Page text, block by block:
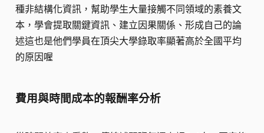
種非結構化資訊，幫助學生大量接觸不同領域的素養文
本，學會提取關鍵資訊、建立因果關係、形成自己的論
述這也是他們學員在頂尖大學錄取率顯著高於全國平均
的原因喔
費用與時間成本的報酬率分析